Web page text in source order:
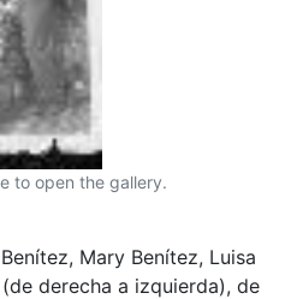
to open the gallery.
Mary Benítez, Luisa
derecha a izquierda), de